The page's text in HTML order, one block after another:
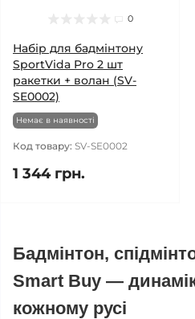
0
Набір для бадмінтону
SportVida Pro 2 шт
ракетки + волан (SV-
SE0002)
Немає в наявності
Код товару: SV-SE0002
1 344 грн.
Бадмінтон,
Smart Buy —
кожному русі